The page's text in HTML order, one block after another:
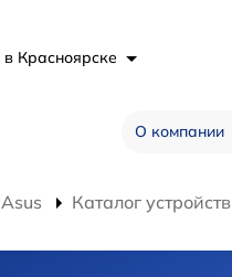
в Красноярске
О компании
Каталог устройств